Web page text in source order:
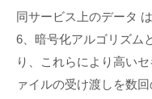
同サービス上のデータ
6、暗号化アルゴリズム
り、これらにより高い
ァイルの受け渡しを数